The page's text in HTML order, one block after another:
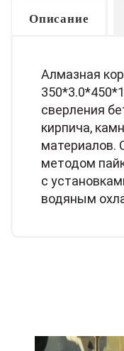
Описание
Алмазная
сверления
кирпича,
материалов.
методом
с
водяным